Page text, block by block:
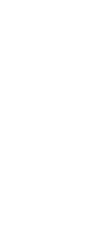
and Health